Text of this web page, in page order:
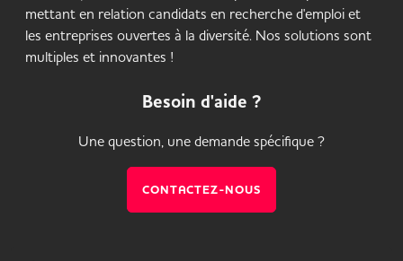
mettant en relation candidats en recherche d'emploi et
les entreprises ouvertes à la diversité. Nos solutions sont
multiples et innovantes !
Besoin d'aide ?
Une question, une demande spécifique ?
CONTACTEZ-NOUS